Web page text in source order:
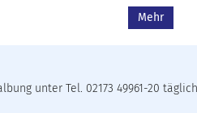
Mehr
unter Tel. 02173 49961-20